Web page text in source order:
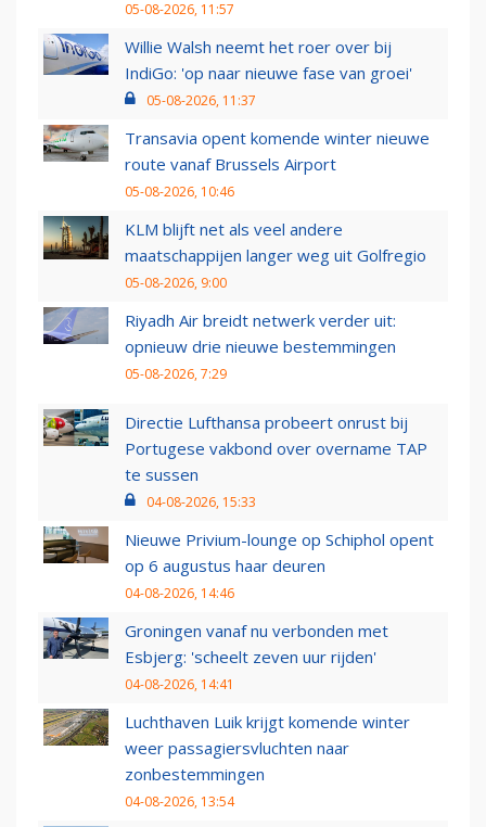
05-08-2026, 11:57
Willie Walsh neemt het roer over bij
IndiGo: 'op naar nieuwe fase van groei'
05-08-2026, 11:37
Transavia opent komende winter nieuwe
route vanaf Brussels Airport
05-08-2026, 10:46
KLM blijft net als veel andere
maatschappijen langer weg uit Golfregio
05-08-2026, 9:00
Riyadh Air breidt netwerk verder uit:
opnieuw drie nieuwe bestemmingen
05-08-2026, 7:29
Directie Lufthansa probeert onrust bij
Portugese vakbond over overname TAP
te sussen
04-08-2026, 15:33
Nieuwe Privium-lounge op Schiphol opent
op 6 augustus haar deuren
04-08-2026, 14:46
Groningen vanaf nu verbonden met
Esbjerg: 'scheelt zeven uur rijden'
04-08-2026, 14:41
Luchthaven Luik krijgt komende winter
weer passagiersvluchten naar
zonbestemmingen
04-08-2026, 13:54